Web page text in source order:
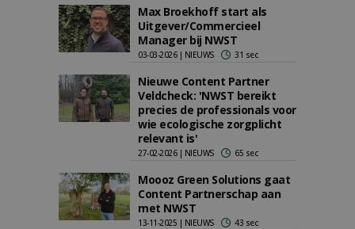
Max Broekhoff start als
Uitgever/Commercieel
Manager bij NWST
03-03-2026 | NIEUWS 31 sec
Nieuwe Content Partner
Veldcheck: 'NWST bereikt
precies de professionals voor
wie ecologische zorgplicht
relevant is'
27-02-2026 | NIEUWS 65 sec
Moooz Green Solutions gaat
Content Partnerschap aan
met NWST
13-11-2025 | NIEUWS 43 sec